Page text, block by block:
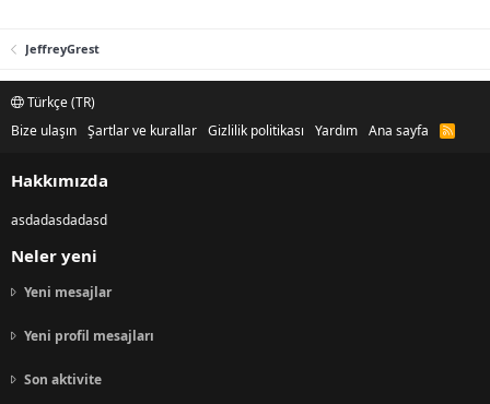
JeffreyGrest
Türkçe (TR)
Bize ulaşın Şartlar ve kurallar Gizlilik politikası Yardım Ana sayfa
R
Hakkımızda
asdadasdadasd
Neler yeni
Yeni mesajlar
Yeni profil mesajları
Son aktivite